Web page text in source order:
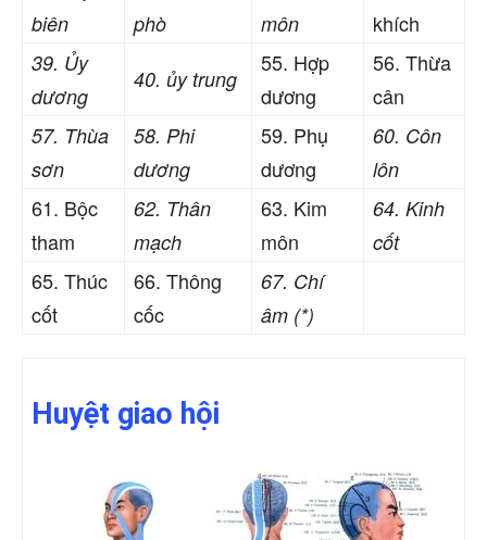
biên
phò
môn
khích
39. Ủy
dương
40. ủy trung
55. Hợp
dương
56. Thừa
cân
57. Thùa
sơn
58. Phi
dương
59. Phụ
dương
60. Côn
lôn
61. Bộc
tham
62. Thân
mạch
63. Kim
môn
64. Kinh
cốt
65. Thúc
cốt
66. Thông
cốc
67. Chí
âm (*)
Huyệt giao hội